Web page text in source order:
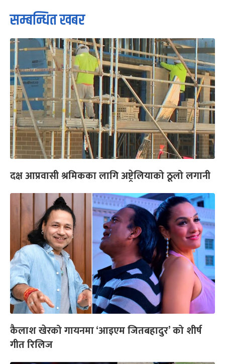
सम्बन्धित खबर
दक्ष आप्रवासी श्रमिकका लागि अष्ट्रेलियाको ठूलो लगानी
कैलाश खेरको गायनमा ‘आइएम जितबहादुर’ को शीर्ष
गीत रिलिज